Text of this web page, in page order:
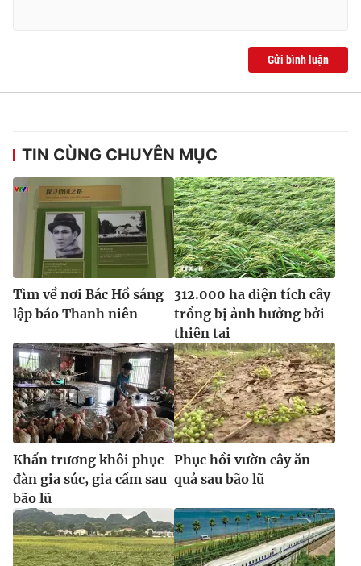
Gửi bình luận
TIN CÙNG CHUYÊN MỤC
Tìm về nơi Bác Hồ sáng
lập báo Thanh niên
312.000 ha diện tích cây
trồng bị ảnh hưởng bởi
thiên tai
Khẩn trương khôi phục
đàn gia súc, gia cầm sau
bão lũ
Phục hồi vườn cây ăn
quả sau bão lũ